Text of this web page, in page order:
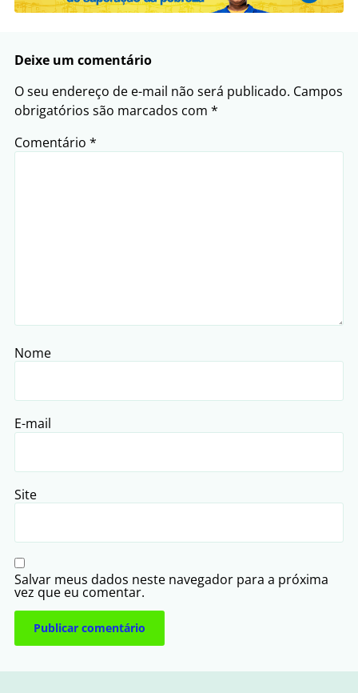
Deixe um comentário
O seu endereço de e-mail não será publicado. Campos
obrigatórios são marcados com *
Comentário *
Nome
E-mail
Site
Salvar meus dados neste navegador para a próxima
vez que eu comentar.